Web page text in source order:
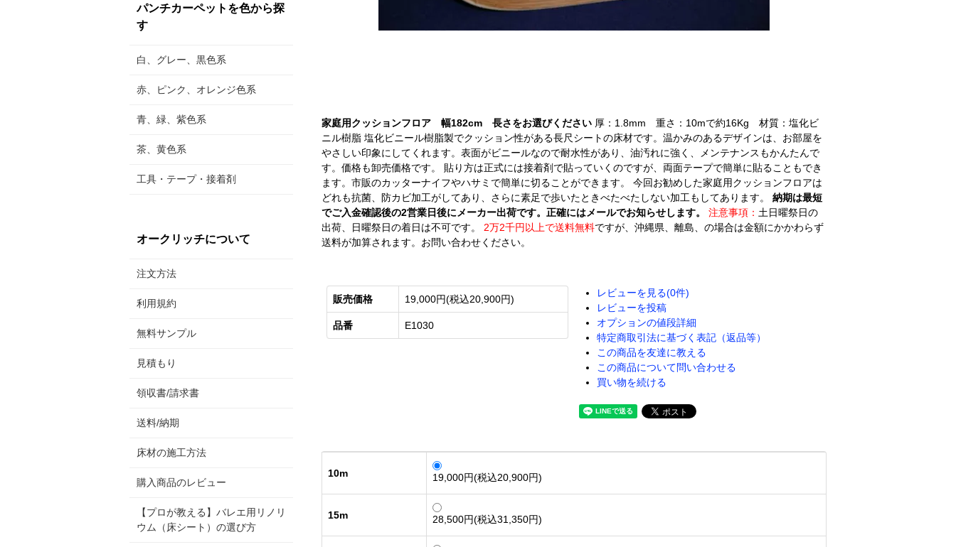
家庭用クッションフロア 幅182cm 長さをお選びください 厚：1.8mm 重さ：10mで約16Kg 材質：塩化ビ
ニル樹脂 塩化ビニール樹脂製でクッション性がある長尺シートの床材です。温かみのあるデザインは、お部屋を
やさしい印象にしてくれます。表面がビニールなので耐水性があり、油汚れに強く、メンテナンスもかんたんで
す。価格も卸売価格です。 貼り方は正式には接着剤で貼っていくのですが、両面テープで簡単に貼ることもでき
ます。市販のカッターナイフやハサミで簡単に切ることができます。 今回お勧めした家庭用クッションフロアは
どれも抗菌、防カビ加工がしてあり、さらに素足で歩いたときべたべたしない加工もしてあります。 納期は最短
でご入金確認後の2営業日後にメーカー出荷です。正確にはメールでお知らせします。
注意事項： 土日曜祭日の
出荷、日曜祭日の着日は不可です。 2万2千円以上で送料無料ですが、沖縄県、離島、の場合は金額にかかわらず
送料が加算されます。お問い合わせください。
販売価格 19,000円(税込20,900円)
品番 E1030
レビューを見る(0件)
レビューを投稿
オプションの値段詳細
特定商取引法に基づく表記（返品等）
この商品を友達に教える
この商品について問い合わせる
買い物を続ける
10m 19,000円(税込20,900円)
15m 28,500円(税込31,350円)
パンチカーペットを色から探
す
白、グレー、黒色系
赤、ピンク、オレンジ色系
青、緑、紫色系
茶、黄色系
工具・テープ・接着剤
オークリッチについて
注文方法
利用規約
無料サンプル
見積もり
領収書/請求書
送料/納期
床材の施工方法
購入商品のレビュー
【プロが教える】バレエ用リノリ
ウム（床シート）の選び方